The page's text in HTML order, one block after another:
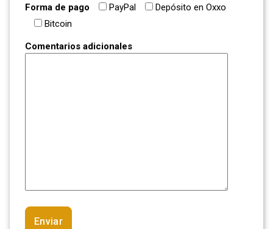
Forma de pago PayPal
Depósito en Oxxo
Bitcoin
Comentarios adicionales